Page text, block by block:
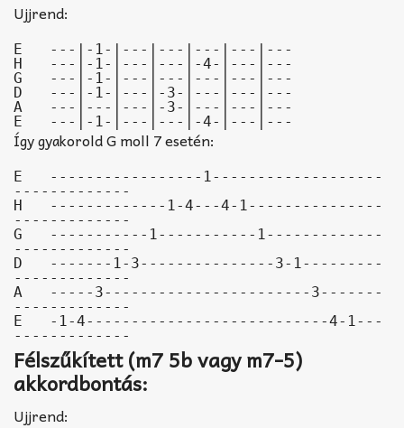
Ujjrend:
E   ---|-1-|---|---|---|---|---
H   ---|-1-|---|---|-4-|---|---
G   ---|-1-|---|---|---|---|---
D   ---|-1-|---|-3-|---|---|---
A   ---|---|---|-3-|---|---|---
E   ---|-1-|---|---|-4-|---|---
Így gyakorold G moll 7 esetén:
E   -----------------1-------------------
-------------
H   -------------1-4---4-1---------------
-------------
G   -----------1-----------1-------------
-------------
D   -------1-3---------------3-1---------
-------------
A   -----3-----------------------3-------
-------------
E   -1-4---------------------------4-1---
-------------
Félszűkített (m7 5b vagy m7-5)
akkordbontás:
Ujjrend: